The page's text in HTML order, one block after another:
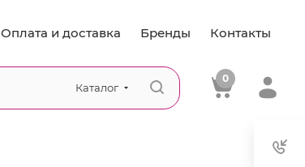
Оплата и доставка Бренды Контакты
Каталог
0